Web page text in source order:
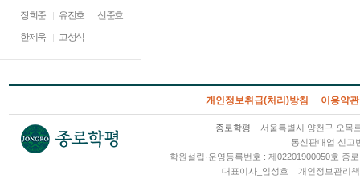
장희준
유진호
신준효
한제욱
고성식
개인정보취급(처리)방침 이용약관
종로학평
서울특별시 양천구 오목
통신판매업 신고
학원설립·운영등록번호 : 제02201900050호 종
대표이사_임성호
개인정보관리